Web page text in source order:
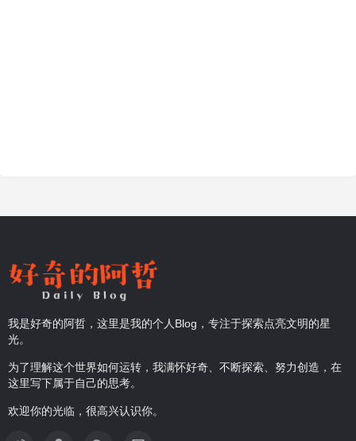
我是好奇的阿哲，这里是我的个人Blog，专注于探索点亮文明的星
光。
为了理解这个世界如何运转，我满怀好奇、不断探索、努力创造，在
这里写下属于自己的思考。
欢迎你的光临，很高兴认识你。